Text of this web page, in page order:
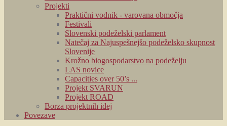
Projekti
Praktični vodnik - varovana območja
Festivali
Slovenski podeželski parlament
Natečaj za Najuspešnejšo podeželsko skupnost
Slovenije
Krožno biogospodarstvo na podeželju
LAS novice
Capacities over 50’s ...
Projekt SVARUN
Projekt ROAD
Borza projektnih idej
Povezave